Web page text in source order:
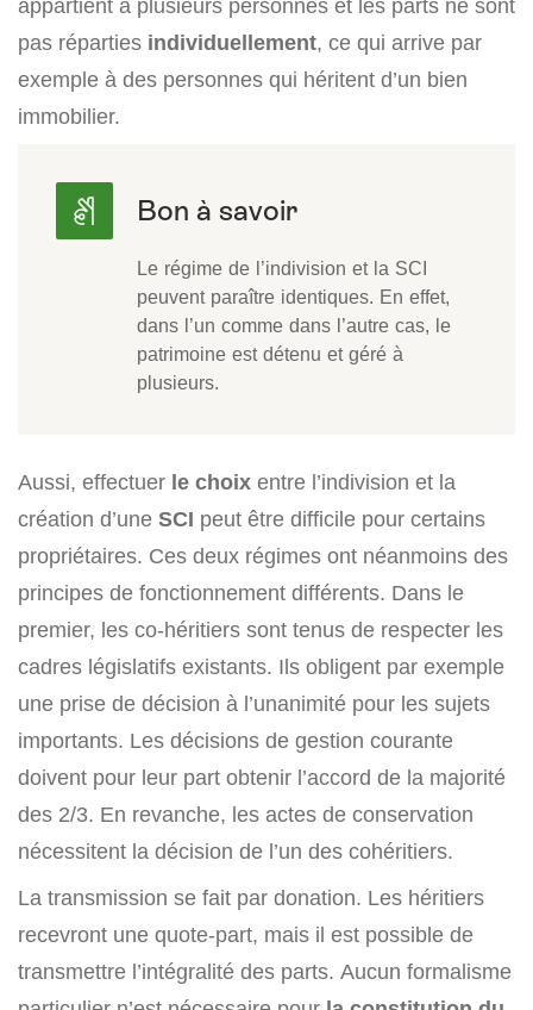
appartient à plusieurs personnes et les parts ne sont
pas réparties individuellement, ce qui arrive par
exemple à des personnes qui héritent d’un bien
immobilier.
Le régime de l’indivision et la SCI
peuvent paraître identiques. En effet,
dans l’un comme dans l’autre cas, le
patrimoine est détenu et géré à
plusieurs.
Aussi, effectuer le choix entre l’indivision et la
création d’une SCI peut être difficile pour certains
propriétaires. Ces deux régimes ont néanmoins des
principes de fonctionnement différents. Dans le
premier, les co-héritiers sont tenus de respecter les
cadres législatifs existants. Ils obligent par exemple
une prise de décision à l’unanimité pour les sujets
importants. Les décisions de gestion courante
doivent pour leur part obtenir l’accord de la majorité
des 2/3. En revanche, les actes de conservation
nécessitent la décision de l’un des cohéritiers.
La transmission se fait par donation. Les héritiers
recevront une quote-part, mais il est possible de
transmettre l’intégralité des parts. Aucun formalisme